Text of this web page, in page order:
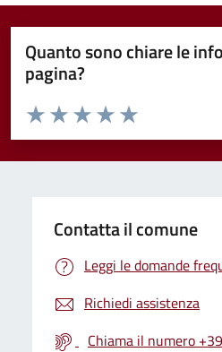
Quanto sono chiare le
pagina?
Valuta da 1 a 5 stelle la pagina
Valuta 5 stelle
Valuta 4 stelle su 5
Valuta 3 stelle su 5
Valuta 2 stelle su 5
Valuta 1 stelle su 5
Contatta il comune
Leggi le domande
Richiedi assistenza
Chiama il numero